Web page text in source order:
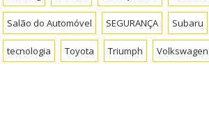
Salão do Automóvel SEGURANÇA Subaru
tecnologia Toyota Triumph Volkswagen